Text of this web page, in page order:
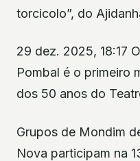
torcicolo”, do
29 dez. 2025, 18:17
Pombal é o primeiro
dos 50 anos do
Grupos de Mondim
Nova participam na